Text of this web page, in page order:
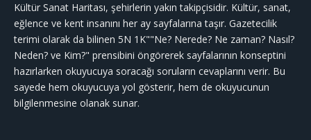
Kültür Sanat Haritası, şehirlerin yakın takipçisidir. Kültür, sanat,
eğlence ve kent insanını her ay sayfalarına taşır. Gazetecilik
terimi olarak da bilinen 5N 1K""Ne? Nerede? Ne zaman? Nasıl?
Neden? ve Kim?" prensibini öngörerek sayfalarının konseptini
hazırlarken okuyucuya soracağı soruların cevaplarını verir. Bu
sayede hem okuyucuya yol gösterir, hem de okuyucunun
bilgilenmesine olanak sunar.